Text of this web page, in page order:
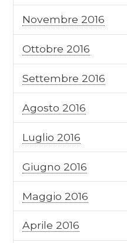
Novembre 2016
Ottobre 2016
Settembre 2016
Agosto 2016
Luglio 2016
Giugno 2016
Maggio 2016
Aprile 2016